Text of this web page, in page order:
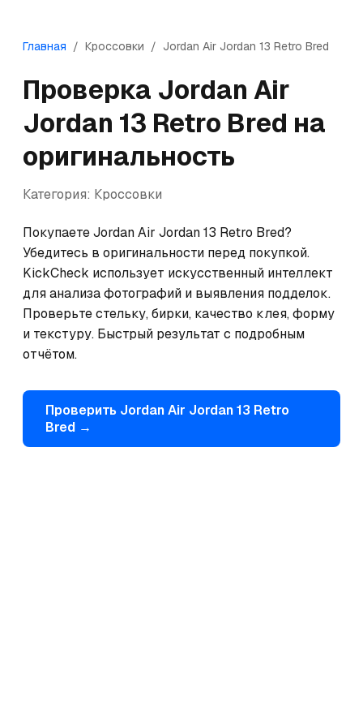
Главная / Кроссовки / Jordan Air Jordan 13 Retro Bred
Проверка Jordan Air
Jordan 13 Retro Bred на
оригинальность
Категория: Кроссовки
Покупаете Jordan Air Jordan 13 Retro Bred?
Убедитесь в оригинальности перед покупкой.
KickCheck использует искусственный интеллект
для анализа фотографий и выявления подделок.
Проверьте стельку, бирки, качество клея, форму
и текстуру. Быстрый результат с подробным
отчётом.
Проверить JordanAir Jordan 13 Retro
Bred →